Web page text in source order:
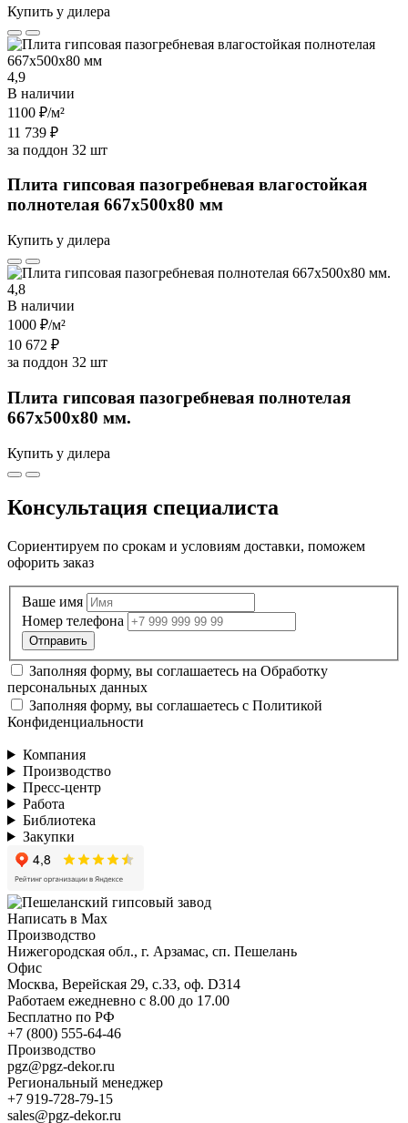
Купить у дилера
4,9
В наличии
1100 ₽/м²
11 739 ₽
за поддон 32 шт
Плита гипсовая пазогребневая влагостойкая
полнотелая 667х500х80 мм
Купить у дилера
4,8
В наличии
1000 ₽/м²
10 672 ₽
за поддон 32 шт
Плита гипсовая пазогребневая полнотелая
667х500х80 мм.
Купить у дилера
Консультация специалиста
Сориентируем по срокам и условиям доставки, поможем
офорить заказ
Ваше имя
Номер телефона
Заполняя форму, вы соглашаетесь на Обработку
персональных данных
Заполняя форму, вы соглашаетесь с Политикой
Конфиденциальности
Компания
Производство
Пресс-центр
Работа
Библиотека
Закупки
Написать в Max
Производство
Нижегородская обл., г. Арзамас, сп. Пешелань
Офис
Москва, Верейская 29, с.33, оф. D314
Работаем ежедневно с 8.00 до 17.00
Бесплатно по РФ
+7 (800) 555-64-46
Производство
pgz@pgz-dekor.ru
Региональный менеджер
+7 919-728-79-15
sales@pgz-dekor.ru